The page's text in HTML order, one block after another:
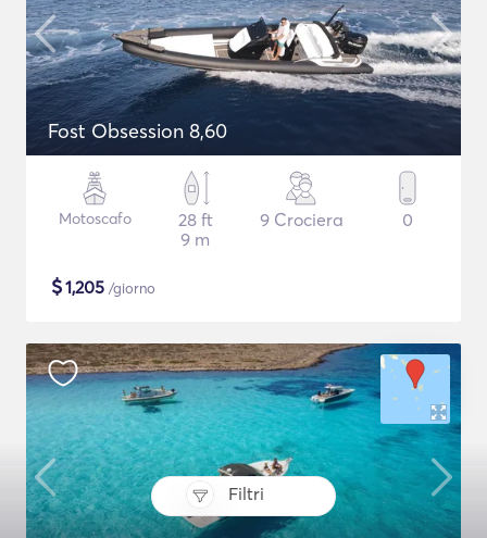
Filtri
Fost Obsession 8,60
Motoscafo
28 ft
9 m
9 Crociera 0
$1,205 /giorno